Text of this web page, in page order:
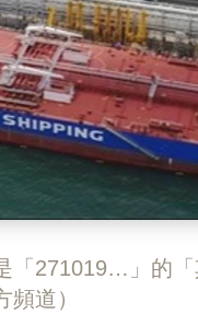
「271019…」的
道）